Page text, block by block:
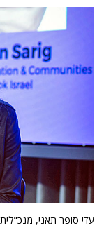
עדי סופר תאני, מנכ"לית